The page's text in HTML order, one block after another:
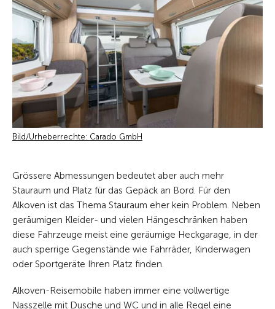
Bild/Urheberrechte: Carado GmbH
Grössere Abmessungen bedeutet aber auch mehr
Stauraum und Platz für das Gepäck an Bord. Für den
Alkoven ist das Thema Stauraum eher kein Problem. Neben
geräumigen Kleider- und vielen Hängeschränken haben
diese Fahrzeuge meist eine geräumige Heckgarage, in der
auch sperrige Gegenstände wie Fahrräder, Kinderwagen
oder Sportgeräte Ihren Platz finden.
Alkoven-Reisemobile haben immer eine vollwertige
Nasszelle mit Dusche und WC und in alle Regel eine